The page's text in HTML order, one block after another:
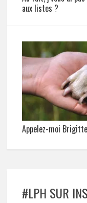
aux listes ?
Appelez-moi
#LPH SUR